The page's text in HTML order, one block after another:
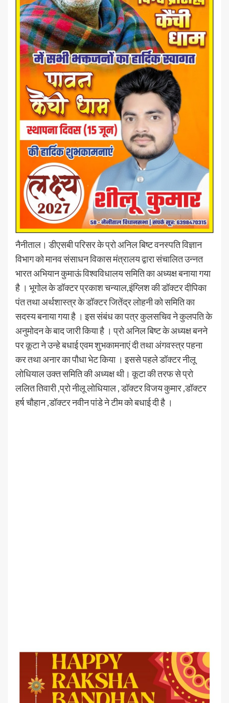
नैनीताल। डीएसबी परिसर के प्रो अनिल बिष्ट वनस्पति विज्ञान
विभाग को मानव संसाधन विकास मंत्रालय द्वारा संचालित उन्नत
भारत अभियान कुमाऊं विश्वविधालय समिति का अध्यक्ष बनाया गया
है । भूगोल के डॉक्टर प्रकाश चन्याल,इंग्लिश की डॉक्टर दीपिका
पंत तथा अर्थशास्त्र के डॉक्टर जितेंद्र लोहनी को समिति का
सदस्य बनाया गया है । इस संबंध का पत्र कुलसचिव ने कुलपति के
अनुमोदन के बाद जारी किया है । प्रो अनिल बिष्ट के अध्यक्ष बनने
पर कूटा ने उन्हे बधाई एवम शुभकामनाएं दी तथा अंगवस्त्र पहना
कर तथा अनार का पौधा भेट किया । इससे पहले डॉक्टर नीलू
लोधियाल उक्त समिति की अध्यक्ष थी। कूटा की तरफ से प्रो
ललित तिवारी ,प्रो नीलू लोधियाल , डॉक्टर विजय कुमार ,डॉक्टर
हर्ष चौहान ,डॉक्टर नवीन पांडे ने टीम को बधाई दी है ।